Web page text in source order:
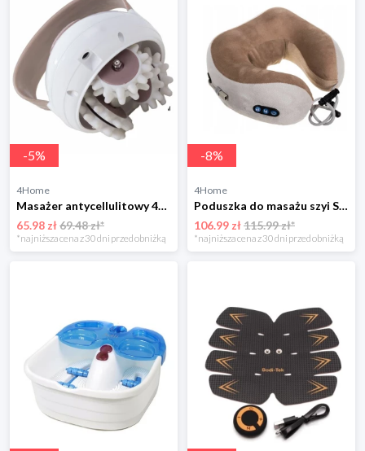
-5%
4Home
Masażer antycellulitowy 4-Home
65.98 zł69.48 zł*
*najniższa cena z 30 dni przed obniżką
-8%
4Home
Poduszka do masażu szyi Shiatsu 4-Home
106.99 zł115.99 zł*
*najniższa cena z 30 dni przed obniżką